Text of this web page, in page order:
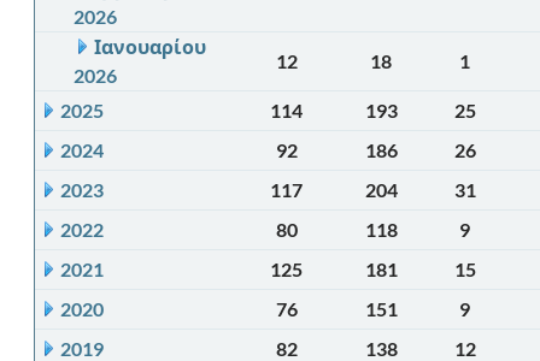
2026
Ιανουαρίου
2026
12 18 1
2025 114 193
25
2024
92 186
26
2023
117 204
31
2022
80 118
9
2021
125 181
15
2020
76 151
9
2019
82 138
12